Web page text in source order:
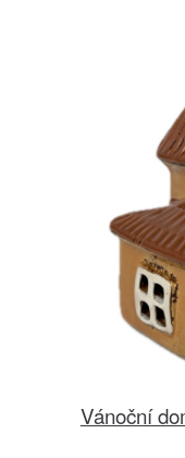
Vánoční